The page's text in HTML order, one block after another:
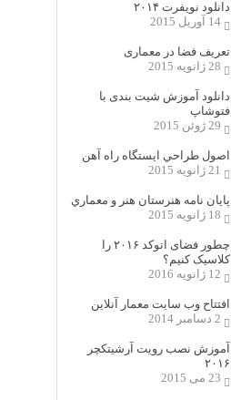
دانلود نویفرت ۲۰۱۴
14 آوریل 2015
تعریف فضا در معماری
28 ژانویه 2015
دانلود آموزش شیت بندی با
فتوشاپ
29 ژوئن 2015
اصول طراحي ایستگاه راه آهن
21 ژانویه 2015
پایان نامه هنرستان هنر و معماري
18 ژانویه 2015
چطور فضای اتوکد ۲۰۱۶ را
کلاسیک کنیم؟
12 ژانویه 2016
افتتاح وب سایت معمار آنلاین
2 دسامبر 2014
آموزش نصب رویت آرشیتکچر
۲۰۱۶
23 می 2015